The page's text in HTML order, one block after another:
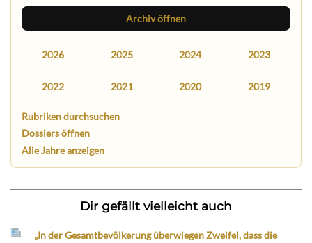
Archiv öffnen
2026 2025 2024 2023
2022 2021 2020 2019
Rubriken durchsuchen
Dossiers öffnen
Alle Jahre anzeigen
Dir gefällt vielleicht auch
„In der Gesamtbevölkerung überwiegen Zweifel, dass die